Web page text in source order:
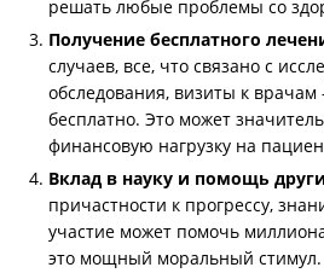
решать любые проблемы со
Получение бесплатного
случаев, все, что связано с
обследования, визиты к врачам
бесплатно. Это может
финансовую нагрузку на
Вклад в науку и помощь
причастности к прогрессу,
участие может помочь
это мощный моральный стимул.